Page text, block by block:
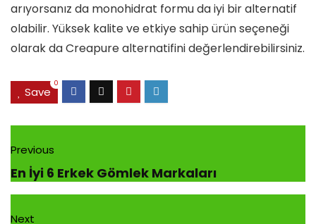
arıyorsanız da monohidrat formu da iyi bir alternatif
olabilir. Yüksek kalite ve etkiye sahip ürün seçeneği
olarak da Creapure alternatifini değerlendirebilirsiniz.
Save
0
Previous
En İyi 6 Erkek Gömlek Markaları
Next